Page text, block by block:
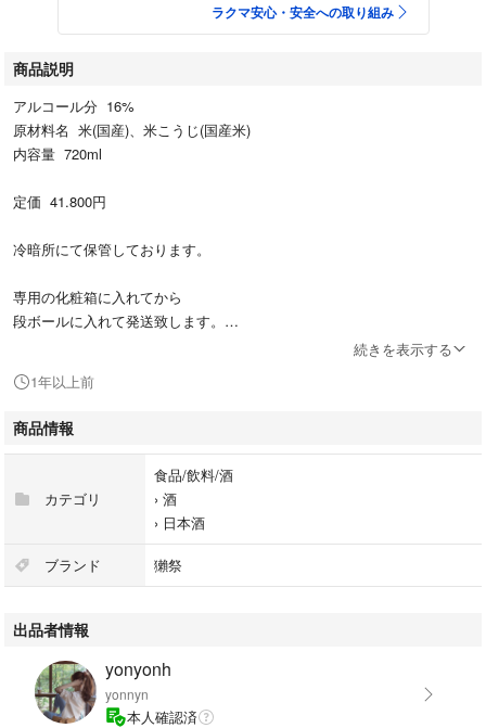
ラクマ安心・安全への取り組み
商品説明
アルコール分 16%
原材料名 米(国産)、米こうじ(国産米)
内容量 720ml
定価 41.800円
冷暗所にて保管しております。
専用の化粧箱に入れてから
段ボールに入れて発送致します。
続きを表示する
1年以上前
商品情報
カテゴリ
食品/飲料/酒
› 酒
› 日本酒
ブランド 獺祭
出品者情報
yonyonh
yonnyn
本人確認済